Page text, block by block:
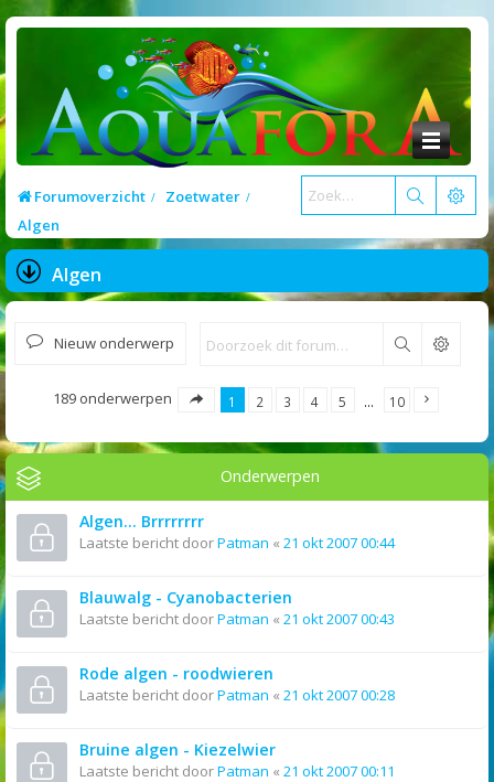
Forumoverzicht
Zoetwater
Algen
Algen
Nieuw onderwerp Zoek
189 onderwerpen 1 2 3 4 5 … 10
Onderwerpen
Algen... Brrrrrrrr
Laatste bericht doorPatman « 21 okt 2007 00:44
Blauwalg - Cyanobacterien
Laatste bericht doorPatman « 21 okt 2007 00:43
Rode algen - roodwieren
Laatste bericht doorPatman « 21 okt 2007 00:28
Bruine algen - Kiezelwier
Laatste bericht doorPatman « 21 okt 2007 00:11